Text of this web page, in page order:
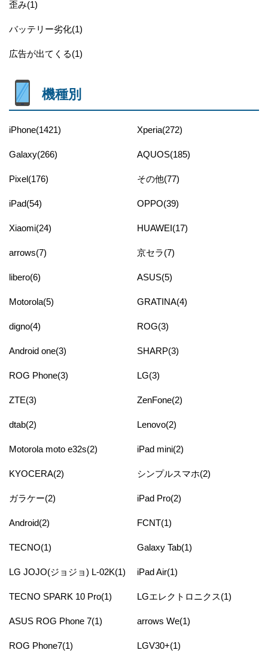
歪み(1)
バッテリー劣化(1)
広告が出てくる(1)
機種別
iPhone(1421) Xperia(272)
Galaxy(266) AQUOS(185)
Pixel(176) その他(77)
iPad(54) OPPO(39)
Xiaomi(24) HUAWEI(17)
arrows(7) 京セラ(7)
libero(6) ASUS(5)
Motorola(5) GRATINA(4)
digno(4) ROG(3)
Android one(3) SHARP(3)
ROG Phone(3) LG(3)
ZTE(3) ZenFone(2)
dtab(2) Lenovo(2)
Motorola moto e32s(2) iPad mini(2)
KYOCERA(2) シンプルスマホ(2)
ガラケー(2) iPad Pro(2)
Android(2) FCNT(1)
TECNO(1) Galaxy Tab(1)
LG JOJO(ジョジョ) L-02K(1) iPad Air(1)
TECNO SPARK 10 Pro(1) LGエレクトロニクス(1)
ASUS ROG Phone 7(1) arrows We(1)
ROG Phone7(1) LGV30+(1)